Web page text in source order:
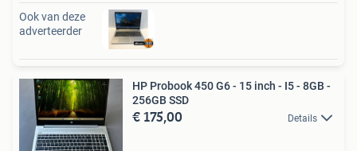
Ook van deze
adverteerder
HP Probook 450 G6 - 15 inch - I5 - 8GB -
256GB SSD
€ 175,00 Details